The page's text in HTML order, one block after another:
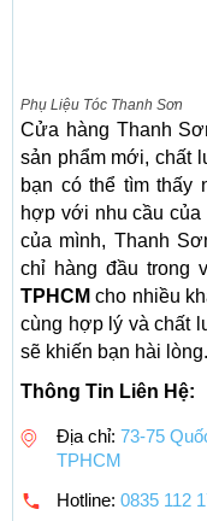
Phụ Liệu Tóc Thanh Sơn
Cửa hàng Thanh
sản phẩm mới, chất
bạn có thể tìm thấy
hợp với nhu cầu của
của mình, Thanh
chỉ hàng đầu trong
TPHCM cho nhiều
cùng hợp lý và chất
sẽ khiến bạn hài lòng.
Thông Tin Liên Hệ:
Địa chỉ: 73-75
TPHCM
Hotline: 0835 112